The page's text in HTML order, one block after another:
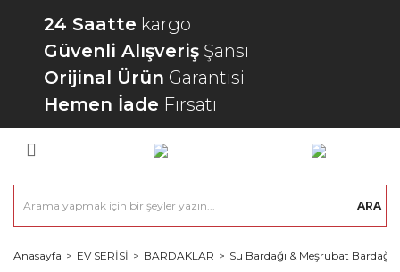
24 Saatte kargo
Güvenli Alışveriş Şansı
Orijinal Ürün Garantisi
Hemen İade Fırsatı
ARA
Anasayfa EV SERİSİ BARDAKLAR Su Bardağı & Meşrubat Bardağı